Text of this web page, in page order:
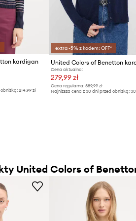
kardigan
214,99 zł
extra -5% z kodem: OFF*
Cena aktualna:
279,99 zł
Cena regularna:389,99 zł
Najniższa cena z 30 dni przed obniżką:
United Colors of